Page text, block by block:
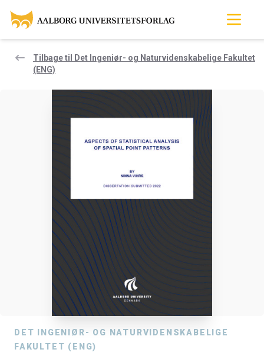
Tilbage til Det Ingeniør- og Naturvidenskabelige Fakultet
(ENG)
DET INGENIØR- OG NATURVIDENSKABELIGE
FAKULTET (ENG)